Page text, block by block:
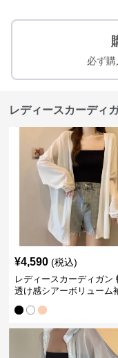
必ず購
レディースカーディ
¥4,590 (税込)
レディースカーディガン
透け感シアーボリューム